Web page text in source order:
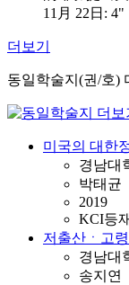
11月 22日: 4"
더보기
동일학술지(권/호)
미국의 대한
경남대
박태균
2019
KCI등재
저출산ㆍ고
경남대
송지연